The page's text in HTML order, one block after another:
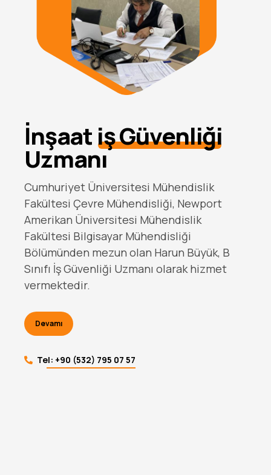
İnşaatiş Güvenliği
Uzmanı
Cumhuriyet Üniversitesi Mühendislik
Fakültesi Çevre Mühendisliği, Newport
Amerikan Üniversitesi Mühendislik
Fakültesi Bilgisayar Mühendisliği
Bölümünden mezun olan Harun Büyük, B
Sınıfı İş Güvenliği Uzmanı olarak hizmet
vermektedir.
Devamı
Tel: +90 (532) 795 07 57